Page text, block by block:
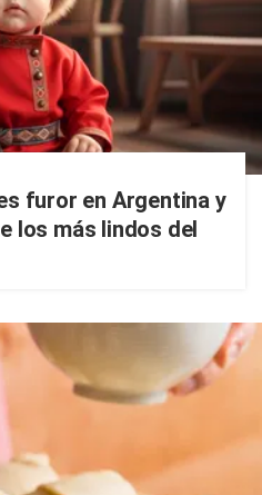
furor en Argentina y
los más lindos del